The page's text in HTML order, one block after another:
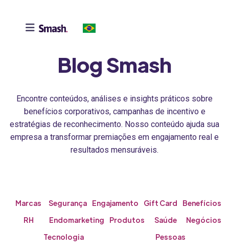

Blog Smash
Encontre conteúdos, análises e insights práticos sobre
benefícios corporativos, campanhas de incentivo e
estratégias de reconhecimento. Nosso conteúdo ajuda sua
empresa a transformar premiações em engajamento real e
resultados mensuráveis.
Marcas Segurança Engajamento Gift Card
Benefícios
RH
Endomarketing Produtos Saúde
Negócios
Tecnologia
Pessoas